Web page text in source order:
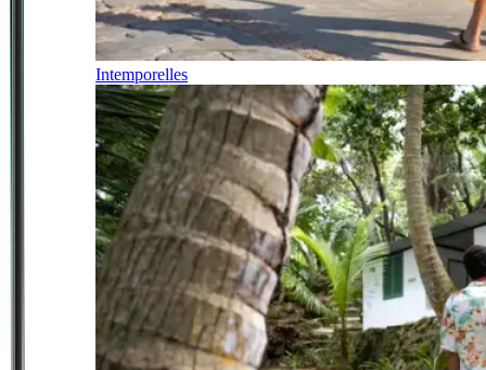
Intemporelles